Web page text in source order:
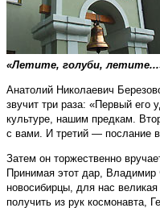
«Летите, голуби,
Анатолий Николаевич
звучит три раза: «Первый
культуре, нашим предкам.
с вами. И третий — послание
Затем он торжественно
Принимая этот дар, Владимир
новосибирцы, для нас великая
получить из рук космонавта,